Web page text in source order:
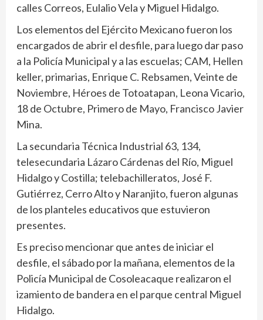
calles Correos, Eulalio Vela y Miguel Hidalgo.
Los elementos del Ejército Mexicano fueron los
encargados de abrir el desfile, para luego dar paso
a la Policía Municipal y a las escuelas; CAM, Hellen
keller, primarias, Enrique C. Rebsamen, Veinte de
Noviembre, Héroes de Totoatapan, Leona Vicario,
18 de Octubre, Primero de Mayo, Francisco Javier
Mina.
La secundaria Técnica Industrial 63, 134,
telesecundaria Lázaro Cárdenas del Río, Miguel
Hidalgo y Costilla; telebachilleratos, José F.
Gutiérrez, Cerro Alto y Naranjito, fueron algunas
de los planteles educativos que estuvieron
presentes.
Es preciso mencionar que antes de iniciar el
desfile, el sábado por la mañana, elementos de la
Policía Municipal de Cosoleacaque realizaron el
izamiento de bandera en el parque central Miguel
Hidalgo.